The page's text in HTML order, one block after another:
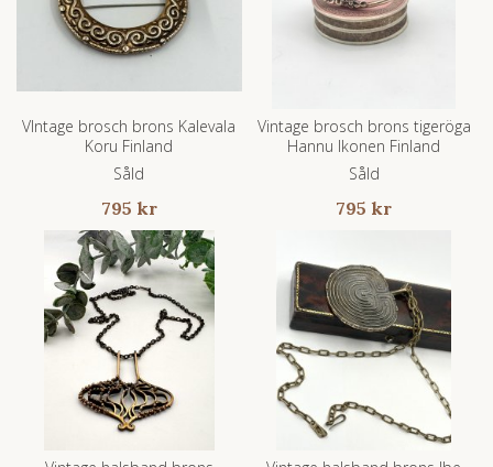
VIntage brosch brons Kalevala
Koru Finland
Såld
795 kr
Vintage brosch brons tigeröga
Hannu Ikonen Finland
Såld
795 kr